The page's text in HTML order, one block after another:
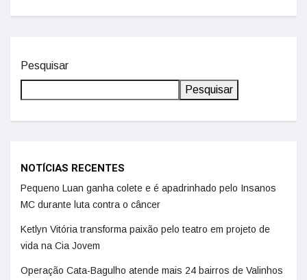
Pesquisar
Pesquisar
NOTÍCIAS RECENTES
Pequeno Luan ganha colete e é apadrinhado pelo Insanos
MC durante luta contra o câncer
Ketlyn Vitória transforma paixão pelo teatro em projeto de
vida na Cia Jovem
Operação Cata-Bagulho atende mais 24 bairros de Valinhos